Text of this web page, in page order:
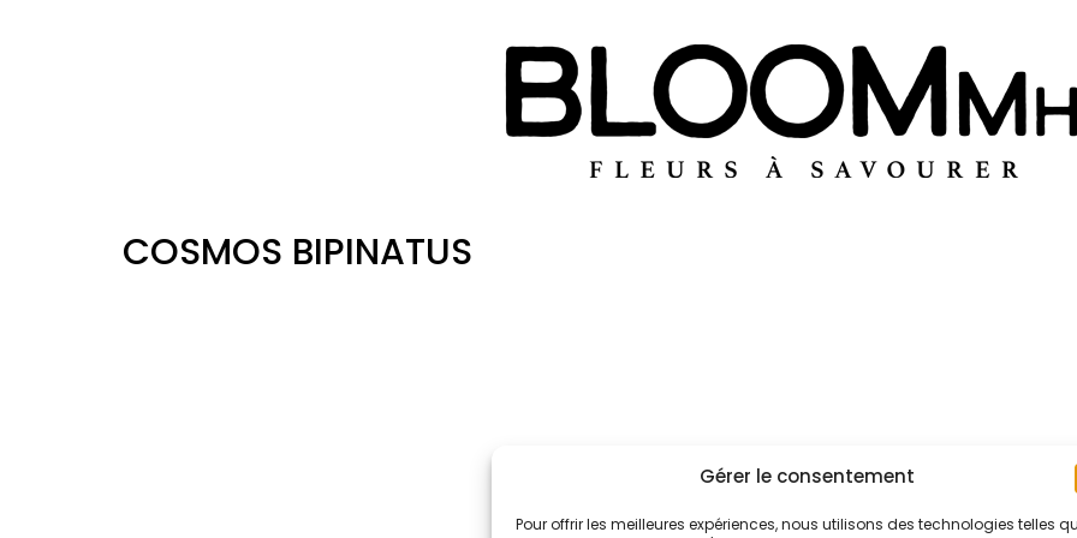
Gérer le consentement
Pour offrir les meilleures expériences, nous utilisons des technologies telles
COSMOS BIPINATUS